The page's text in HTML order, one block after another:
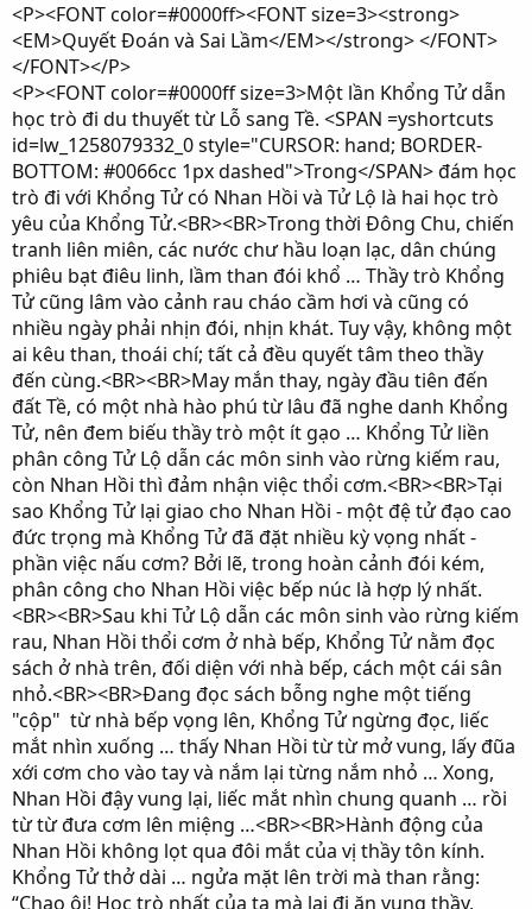
<P><FONT color=#0000ff><FONT size=3><strong>
<EM>Quyết Đoán và Sai Lầm</EM></strong> </FONT>
</FONT></P>
<P><FONT color=#0000ff size=3>Một lần Khổng Tử dẫn
học trò đi du thuyết từ Lỗ sang Tề. <SPAN =yshortcuts
id=lw_1258079332_0 style="CURSOR: hand; BORDER-
BOTTOM: #0066cc 1px dashed">Trong</SPAN> đám học
trò đi với Khổng Tử có Nhan Hồi và Tử Lộ là hai học trò
yêu của Khổng Tử.<BR><BR>Trong thời Đông Chu, chiến
tranh liên miên, các nước chư hầu loạn lạc, dân chúng
phiêu bạt điêu linh, lầm than đói khổ … Thầy trò Khổng
Tử cũng lâm vào cảnh rau cháo cầm hơi và cũng có
nhiều ngày phải nhịn đói, nhịn khát. Tuy vậy, không một
ai kêu than, thoái chí; tất cả đều quyết tâm theo thầy
đến cùng.<BR><BR>May mắn thay, ngày đầu tiên đến
đất Tề, có một nhà hào phú từ lâu đã nghe danh Khổng
Tử, nên đem biếu thầy trò một ít gạo … Khổng Tử liền
phân công Tử Lộ dẫn các môn sinh vào rừng kiếm rau,
còn Nhan Hồi thì đảm nhận việc thổi cơm.<BR><BR>Tại
sao Khổng Tử lại giao cho Nhan Hồi - một đệ tử đạo cao
đức trọng mà Khổng Tử đã đặt nhiều kỳ vọng nhất -
phần việc nấu cơm? Bởi lẽ, trong hoàn cảnh đói kém,
phân công cho Nhan Hồi việc bếp núc là hợp lý nhất.
<BR><BR>Sau khi Tử Lộ dẫn các môn sinh vào rừng kiếm
rau, Nhan Hồi thổi cơm ở nhà bếp, Khổng Tử nằm đọc
sách ở nhà trên, đối diện với nhà bếp, cách một cái sân
nhỏ.<BR><BR>Đang đọc sách bỗng nghe một tiếng
"cộp" từ nhà bếp vọng lên, Khổng Tử ngừng đọc, liếc
mắt nhìn xuống … thấy Nhan Hồi từ từ mở vung, lấy đũa
xới cơm cho vào tay và nắm lại từng nắm nhỏ … Xong,
Nhan Hồi đậy vung lại, liếc mắt nhìn chung quanh … rồi
từ từ đưa cơm lên miệng …<BR><BR>Hành động của
Nhan Hồi không lọt qua đôi mắt của vị thầy tôn kính.
Khổng Tử thở dài … ngửa mặt lên trời mà than rằng:
“Chao ôi! Học trò nhất của ta mà lại đi ăn vụng thầy,